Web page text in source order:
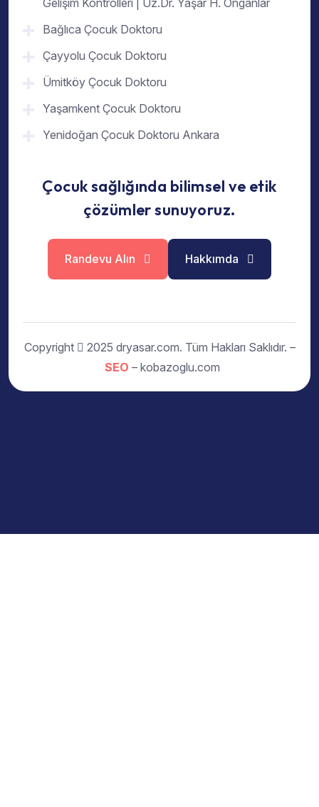
Gelişim Kontrolleri | Uz.Dr. Yaşar H. Onganlar
Bağlıca Çocuk Doktoru
Çayyolu Çocuk Doktoru
Ümitköy Çocuk Doktoru
Yaşamkent Çocuk Doktoru
Yenidoğan Çocuk Doktoru Ankara
Çocuk sağlığında bilimsel ve etik
çözümler sunuyoruz.
Randevu Alın Hakkımda
Copyright
2025 dryasar.com. Tüm Hakları Saklıdır. –
SEO – kobazoglu.com